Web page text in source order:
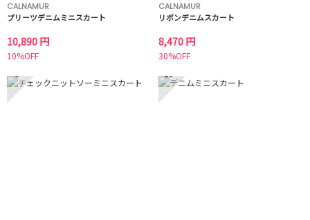
CALNAMUR
プリーツデニムミニスカート
10,890 円
10%OFF
CALNAMUR
リボンデニムスカート
8,470 円
30%OFF
9 10